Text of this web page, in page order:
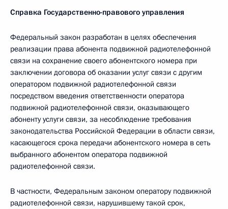
Справка Государственно-правового управления
Федеральный закон разработан в целях обеспечения
реализации права абонента подвижной радиотелефонной
связи на сохранение своего абонентского номера при
заключении договора об оказании услуг связи с другим
оператором подвижной радиотелефонной связи
посредством введения ответственности оператора
подвижной радиотелефонной связи, оказывающего
абоненту услуги связи, за несоблюдение требования
законодательства Российской Федерации в области связи,
касающегося срока передачи абонентского номера в сеть
выбранного абонентом оператора подвижной
радиотелефонной связи.
В частности, Федеральным законом оператору подвижной
радиотелефонной связи, нарушившему такой срок,